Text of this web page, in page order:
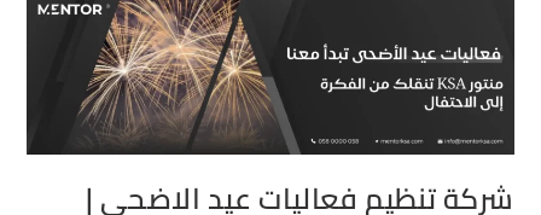
شركة تنظيم فعاليات عيد الاضحى |